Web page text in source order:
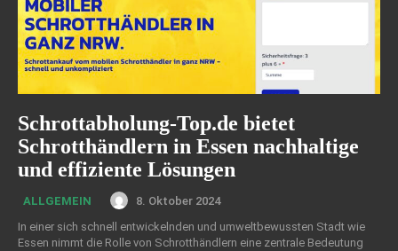
Schrottabholung-Top.de bietet
Schrotthändlern in Essen nachhaltige
und effiziente Lösungen
ALLGEMEIN
8. Oktober 2024
In einer sich schnell entwickelnden und umweltbewussten Stadt wie
Essen nimmt die Rolle von Schrotthändlern eine zentrale Bedeutung